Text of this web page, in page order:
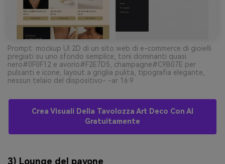
Prompt: mockup UI 2D di un sito web di e-commerce di gioielli
pregiati su uno sfondo semplice, toni dominanti quasi
nero#0F0F12 e avorio#F2E7D5, champagne#C9B07E per
pulsanti e icone, layout a griglia pulita, tipografia elegante,
nessun telaio del dispositivo- -ar 16:9
Crea Visuali Della Tavolozza Art Deco Con AI
Gratuitamente
3) Lounge del pavone